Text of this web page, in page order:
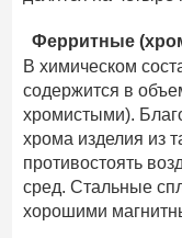
Ферритные
В химическом
содержится в
хромистыми).
хрома изделия из
противостоять
сред. Стальные
хорошими